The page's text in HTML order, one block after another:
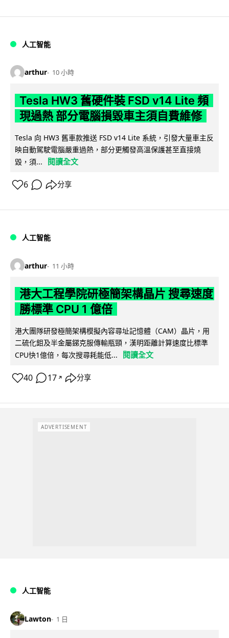
人工智能
arthur 10 小時
Tesla HW3 舊硬件裝 FSD v14 Lite 頻
現過熱 部分電腦損毀車主須自費維修
Tesla 向 HW3 舊車款推送 FSD v14 Lite 系統，引發大量車主反
映自動駕駛電腦嚴重過熱，部分更觸發高溫保護甚至直接燒
毀，須...
閱讀全文
6 分享
人工智能
arthur 11 小時
港大工程學院研極簡架構晶片 搜尋速度
勝標準 CPU 1 億倍
港大團隊研發極簡架構模擬內容尋址記憶體（CAM）晶片，用
二硫化鉬及半金屬銻克服傳輸瓶頸，漢明距離計算速度比標準
CPU快1億倍，每次搜尋耗能低...
閱讀全文
40 17 ↗ 分享
ADVERTISEMENT
人工智能
Lawton 1 日